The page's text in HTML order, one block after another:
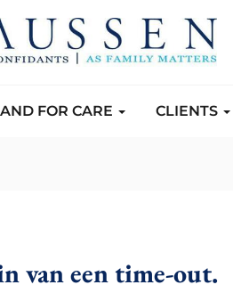
FOR CARE CLIENTS
van een time-out.